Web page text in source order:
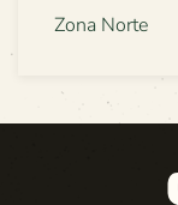
Zona Norte